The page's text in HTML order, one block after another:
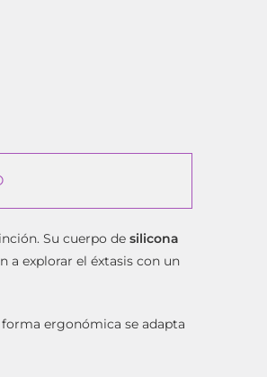
Su cuerpo desilicona
a explorar el éxtasis con un
ergonómica se adapta